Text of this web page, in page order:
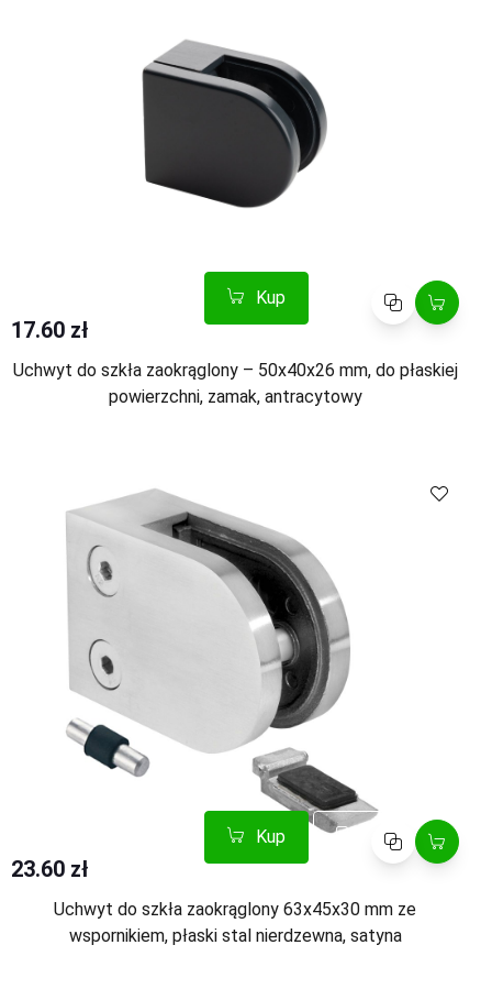
Kup Porównaj
17.60 zł
Uchwyt do szkła zaokrąglony – 50x40x26 mm, do płaskiej
powierzchni, zamak, antracytowy
Kup Porównaj
23.60 zł
Uchwyt do szkła zaokrąglony 63x45x30 mm ze
wspornikiem, płaski stal nierdzewna, satyna